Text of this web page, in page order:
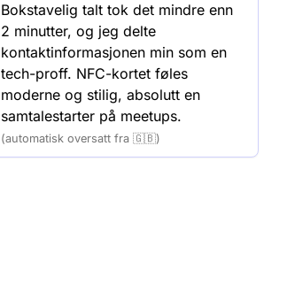
Bokstavelig talt tok det mindre enn
2 minutter, og jeg delte
kontaktinformasjonen min som en
tech-proff. NFC-kortet føles
moderne og stilig, absolutt en
samtalestarter på meetups.
(automatisk oversatt fra 🇬🇧)